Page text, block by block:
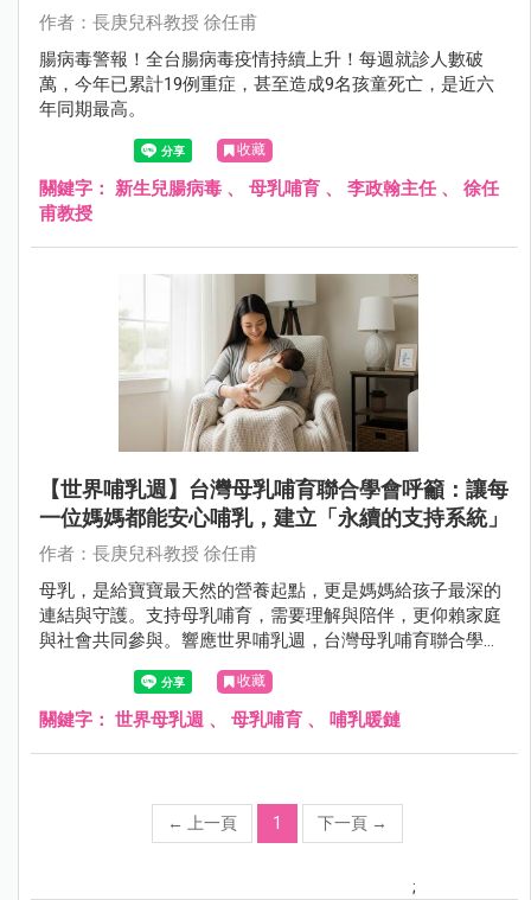
作者：長庚兒科教授 徐任甫
腸病毒警報！全台腸病毒疫情持續上升！每週就診人數破
萬，今年已累計19例重症，甚至造成9名孩童死亡，是近六
年同期最高。
收藏
關鍵字： 新生兒腸病毒 、 母乳哺育 、 李政翰主任 、 徐任
甫教授
【世界哺乳週】台灣母乳哺育聯合學會呼籲：讓每
一位媽媽都能安心哺乳，建立「永續的支持系統」
作者：長庚兒科教授 徐任甫
母乳，是給寶寶最天然的營養起點，更是媽媽給孩子最深的
連結與守護。支持母乳哺育，需要理解與陪伴，更仰賴家庭
與社會共同參與。響應世界哺乳週，台灣母乳哺育聯合學會
邀請各界攜手合作，讓哺乳的價值深入每個角落。
收藏
關鍵字： 世界母乳週 、 母乳哺育 、 哺乳暖鏈
← 上一頁 1 下一頁 →
;